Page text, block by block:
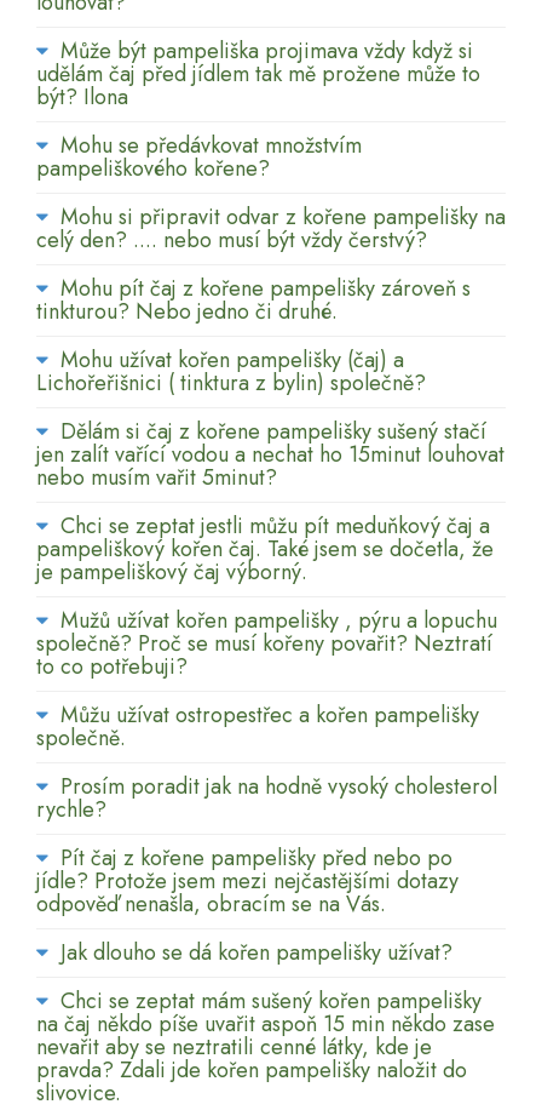
Může být pampeliška projimava vždy když si
udělám čaj před jídlem tak mě prožene může to
být? Ilona
Mohu se předávkovat množstvím
pampeliškového kořene?
Mohu si připravit odvar z kořene pampelišky na
celý den? .... nebo musí být vždy čerstvý?
Mohu pít čaj z kořene pampelišky zároveň s
tinkturou? Nebo jedno či druhé.
Mohu užívat kořen pampelišky (čaj) a
Lichořeřišnici ( tinktura z bylin) společně?
Dělám si čaj z kořene pampelišky sušený stačí
jen zalít vařící vodou a nechat ho 15minut louhovat
nebo musím vařit 5minut?
Chci se zeptat jestli můžu pít meduňkový čaj a
pampeliškový kořen čaj. Také jsem se dočetla, že
je pampeliškový čaj výborný.
Mužů užívat kořen pampelišky , pýru a lopuchu
společně? Proč se musí kořeny povařit? Neztratí
to co potřebuji?
Můžu užívat ostropestřec a kořen pampelišky
společně.
Prosím poradit jak na hodně vysoký cholesterol
rychle?
Pít čaj z kořene pampelišky před nebo po
jídle? Protože jsem mezi nejčastějšími dotazy
odpověď nenašla, obracím se na Vás.
Jak dlouho se dá kořen pampelišky užívat?
Chci se zeptat mám sušený kořen pampelišky
na čaj někdo píše uvařit aspoň 15 min někdo zase
nevařit aby se neztratili cenné látky, kde je
pravda? Zdali jde kořen pampelišky naložit do
slivovice.